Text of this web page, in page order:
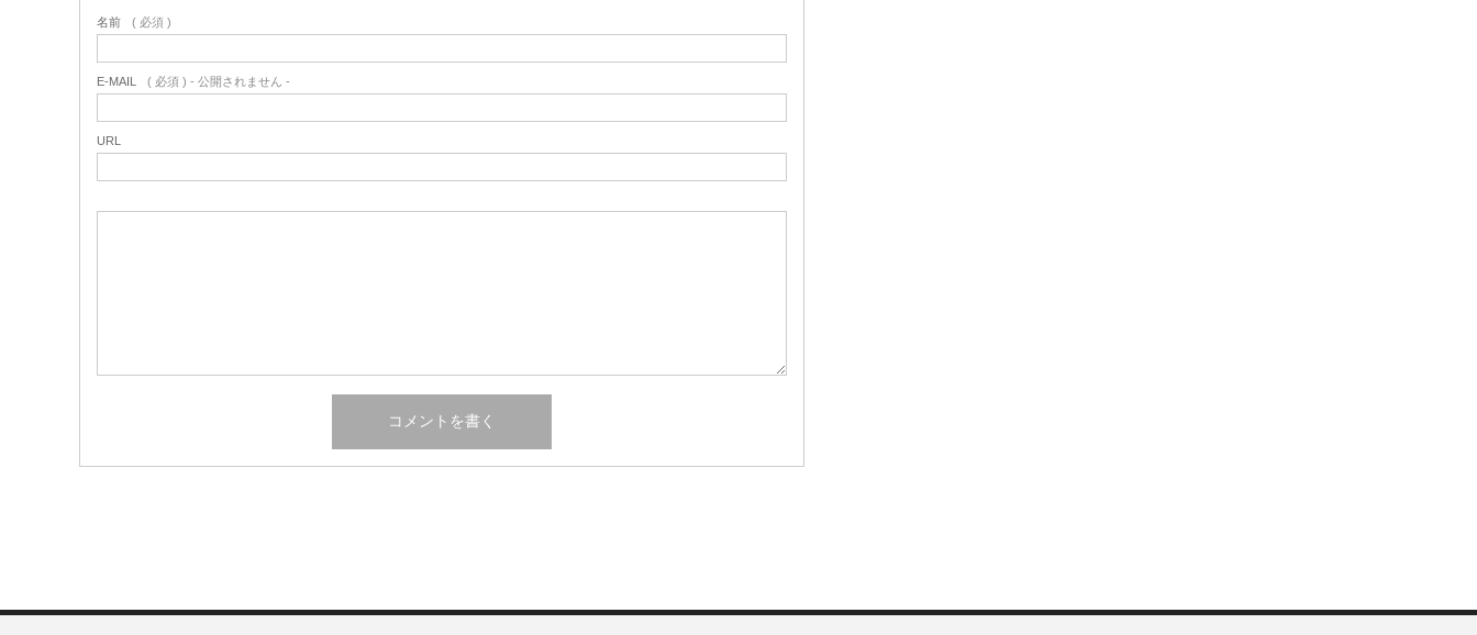
名前 ( 必須 )
E-MAIL ( 必須 ) - 公開されません -
URL